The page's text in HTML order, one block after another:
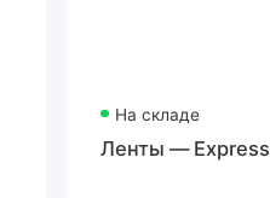
На складе
Ленты — Express